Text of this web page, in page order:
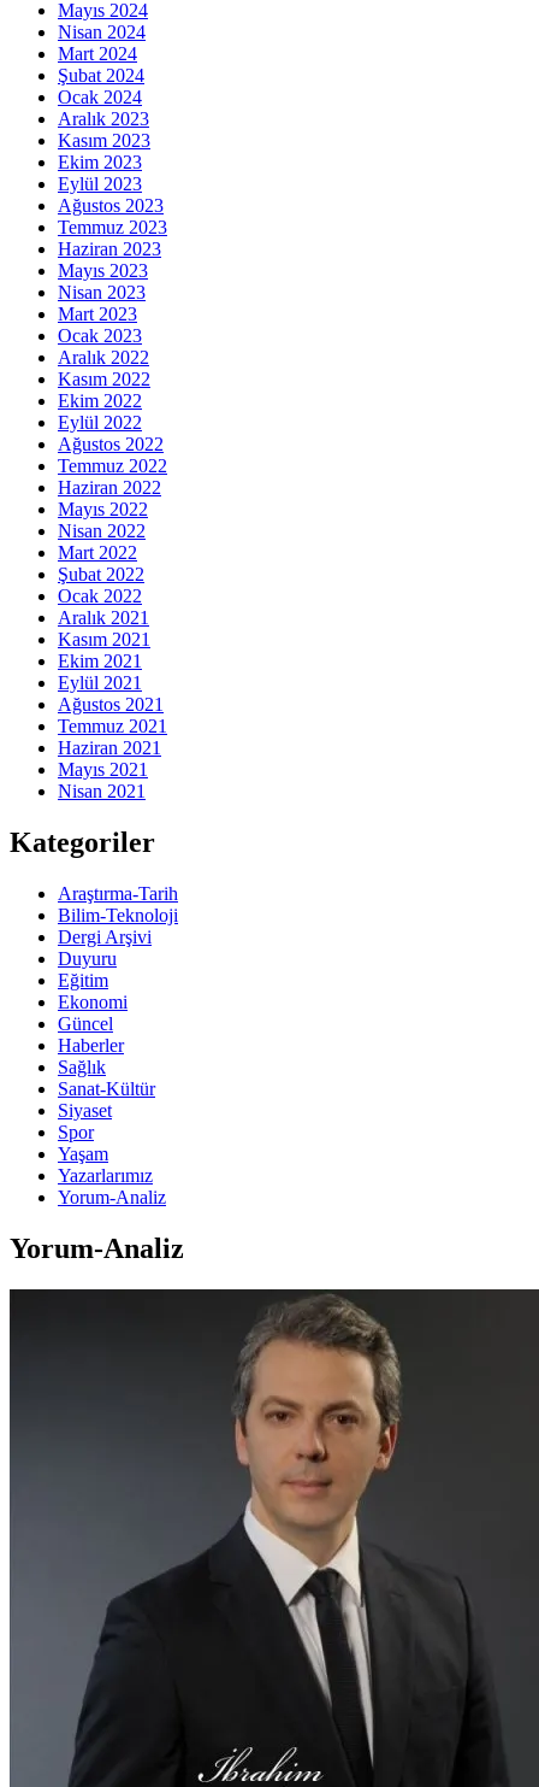
Mayıs 2024
Nisan 2024
Mart 2024
Şubat 2024
Ocak 2024
Aralık 2023
Kasım 2023
Ekim 2023
Eylül 2023
Ağustos 2023
Temmuz 2023
Haziran 2023
Mayıs 2023
Nisan 2023
Mart 2023
Ocak 2023
Aralık 2022
Kasım 2022
Ekim 2022
Eylül 2022
Ağustos 2022
Temmuz 2022
Haziran 2022
Mayıs 2022
Nisan 2022
Mart 2022
Şubat 2022
Ocak 2022
Aralık 2021
Kasım 2021
Ekim 2021
Eylül 2021
Ağustos 2021
Temmuz 2021
Haziran 2021
Mayıs 2021
Nisan 2021
Kategoriler
Araştırma-Tarih
Bilim-Teknoloji
Dergi Arşivi
Duyuru
Eğitim
Ekonomi
Güncel
Haberler
Sağlık
Sanat-Kültür
Siyaset
Spor
Yaşam
Yazarlarımız
Yorum-Analiz
Yorum-Analiz